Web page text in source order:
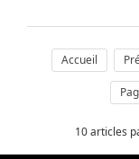
Accueil
10 articles